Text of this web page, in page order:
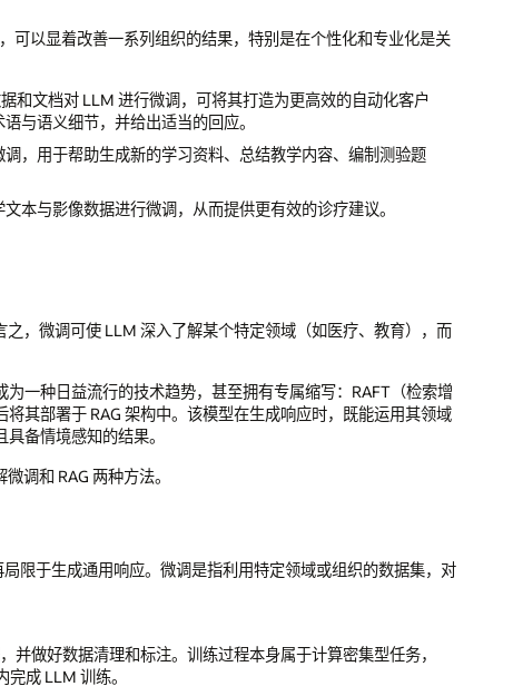
可以显着改善一系列组织的结果，特别是在个性化和专业化是关
和文档对 LLM 进行微调，可将其打造为更高效的自动化客户
与语义细节，并给出适当的回应。
，用于帮助生成新的学习资料、总结教学内容、编制测验题
本与影像数据进行微调，从而提供更有效的诊疗建议。
，微调可使 LLM 深入了解某个特定领域（如医疗、教育），而
一种日益流行的技术趋势，甚至拥有专属缩写：RAFT（检索增
其部署于 RAG 架构中。该模型在生成响应时，既能运用其领域
备情境感知的结果。
调和 RAG 两种方法。
限于生成通用响应。微调是指利用特定领域或组织的数据集，对
做好数据清理和标注。训练过程本身属于计算密集型任务，
成 LLM 训练。